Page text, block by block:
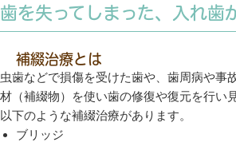
歯を失ってしまった、入れ歯
補綴治療とは
虫歯などで損傷を受けた歯や、歯周病や事
材（補綴物）を使い歯の修復や復元を行い
以下のような補綴治療があります。
ブリッジ